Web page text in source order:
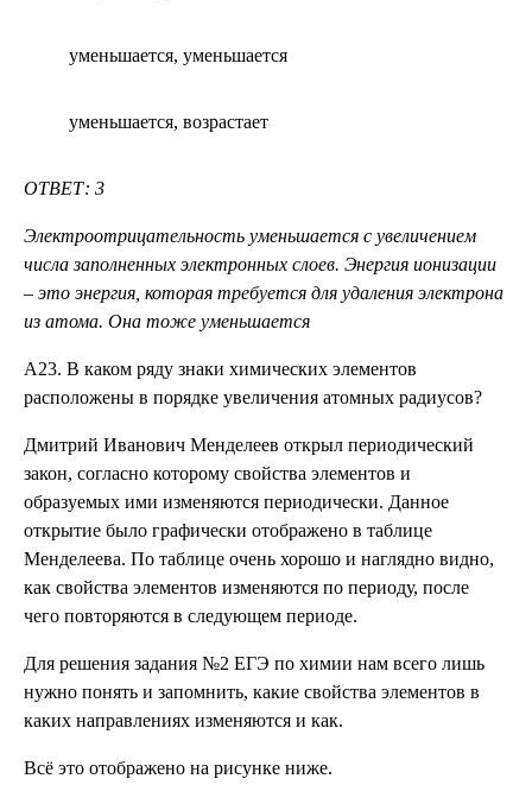
уменьшается, уменьшается
уменьшается, возрастает
ОТВЕТ: 3
Электроотрицательность уменьшается с увеличением
числа заполненных электронных слоев. Энергия ионизации
– это энергия, которая требуется для удаления электрона
из атома. Она тоже уменьшается
А23. В каком ряду знаки химических элементов
расположены в порядке увеличения атомных радиусов?
Дмитрий Иванович Менделеев открыл периодический
закон, согласно которому свойства элементов и
образуемых ими изменяются периодически. Данное
открытие было графически отображено в таблице
Менделеева. По таблице очень хорошо и наглядно видно,
как свойства элементов изменяются по периоду, после
чего повторяются в следующем периоде.
Для решения задания №2 ЕГЭ по химии нам всего лишь
нужно понять и запомнить, какие свойства элементов в
каких направлениях изменяются и как.
Всё это отображено на рисунке ниже.